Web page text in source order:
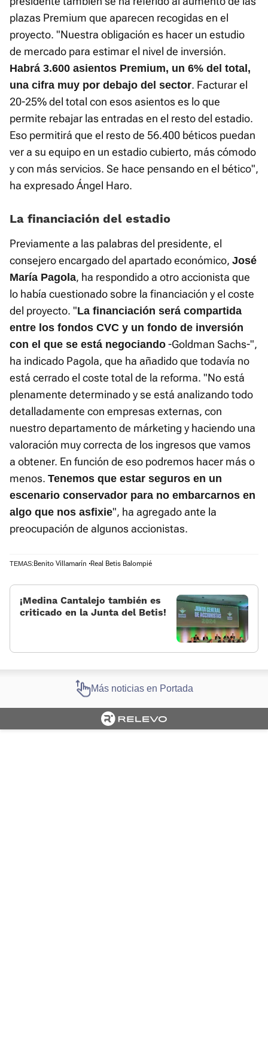
plazas Premium que aparecen recogidas en el
proyecto. "Nuestra obligación es hacer un estudio
de mercado para estimar el nivel de inversión.
Habrá 3.600 asientos Premium, un 6% del total,
una cifra muy por debajo del sector. Facturar el
20-25% del total con esos asientos es lo que
permite rebajar las entradas en el resto del estadio.
Eso permitirá que el resto de 56.400 béticos puedan
ver a su equipo en un estadio cubierto, más cómodo
y con más servicios. Se hace pensando en el bético",
ha expresado Ángel Haro.
La financiación del estadio
Previamente a las palabras del presidente, el
consejero encargado del apartado económico, José
María Pagola, ha respondido a otro accionista que
lo había cuestionado sobre la financiación y el coste
del proyecto. "La financiación será compartida
entre los fondos CVC y un fondo de inversión
con el que se está negociando -Goldman Sachs-",
ha indicado Pagola, que ha añadido que todavía no
está cerrado el coste total de la reforma. "No está
plenamente determinado y se está analizando todo
detalladamente con empresas externas, con
nuestro departamento de márketing y haciendo una
valoración muy correcta de los ingresos que vamos
a obtener. En función de eso podremos hacer más o
menos. Tenemos que estar seguros en un
escenario conservador para no embarcarnos en
algo que nos asfixie", ha agregado ante la
preocupación de algunos accionistas.
TEMAS: Benito Villamarín Real Betis Balompié
¡Medina Cantalejo también es
criticado en la Junta del Betis!
Más noticias en Portada